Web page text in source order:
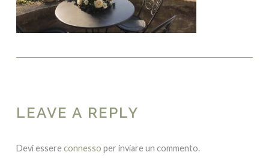
LEAVE A REPLY
Devi essereconnesso per inviare un commento.